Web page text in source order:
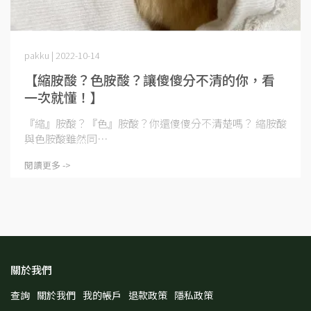
【縮胺酸？色胺酸？讓傻傻分不清的你，看
一次就懂！】
pakku | 2022-10-14
『縮』胺酸？『色』胺酸？你還傻傻分不清楚嗎？ 縮胺酸
與色胺酸雖然同⋯
閱讀更多 ->
關於我們
查詢 關於我們 我的帳戶 退款政策 隱私政策